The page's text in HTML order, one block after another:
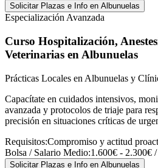
Solicitar Plazas e Info en Albunuelas
Especialización Avanzada
Curso Hospitalización,
Veterinarias en Albunuelas
Prácticas Locales en Albunuelas y
Capacítate en cuidados intensivos,
avanzada y protocolos de triaje para
precisión en situaciones críticas de
Requisitos:Compromiso y actitud
Bolsa / Salario Medio:1.600€ - 2.300€ /
Solicitar Plazas e Info en Albunuelas